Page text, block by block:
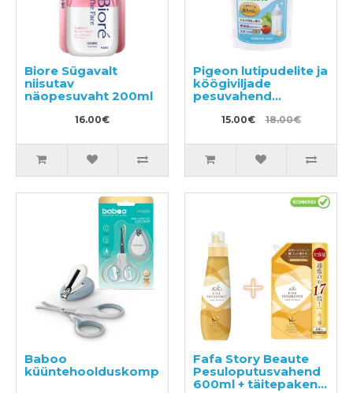
Biore Sügavalt
niisutav
näopesuvaht 200ml
16.00€
Pigeon lutipudelite ja
köögiviljade
pesuvahend
täitepakend 700ml
15.00€ 18.00€
Baboo
küüntehoolduskomplekt
Fafa Story Beaute
Pesuloputusvahend
600ml + täitepakend